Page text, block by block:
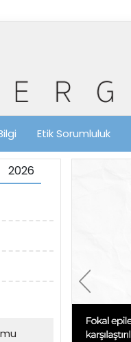
Etik Sorumluluk
2026